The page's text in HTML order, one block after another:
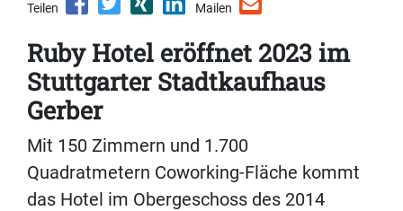
Teilen Mailen
Ruby Hotel eröffnet 2023 im
Stuttgarter Stadtkaufhaus
Gerber
Mit 150 Zimmern und 1.700
Quadratmetern Coworking-Fläche kommt
das Hotel im Obergeschoss des 2014